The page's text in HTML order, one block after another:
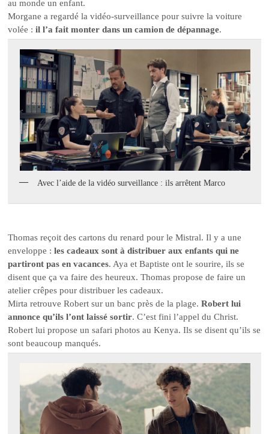
au monde un enfant.
Morgane a regardé la vidéo-surveillance pour suivre la voiture
volée :il l’a fait monter dans un camion de dépannage.
Avec l’aide de la vidéo surveillance : ils arrêtent Marco
Thomas reçoit des cartons du renard pour le Mistral. Il y a une
enveloppe :les cadeaux sont à distribuer aux enfants qui ne
partiront pas en vacances. Aya et Baptiste ont le sourire, ils se
disent que ça va faire des heureux. Thomas propose de faire un
atelier crêpes pour distribuer les cadeaux.
Mirta retrouve Robert sur un banc près de la plage.Robert lui
annonce qu’ils l’ont laissé sortir. C’est fini l’appel du Christ.
Robert lui propose un safari photos au Kenya. Ils se disent qu’ils se
sont beaucoup manqués.